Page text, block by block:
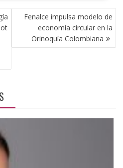
Fenalce impulsa modelo de
economía circular en la
Orinoquía Colombiana